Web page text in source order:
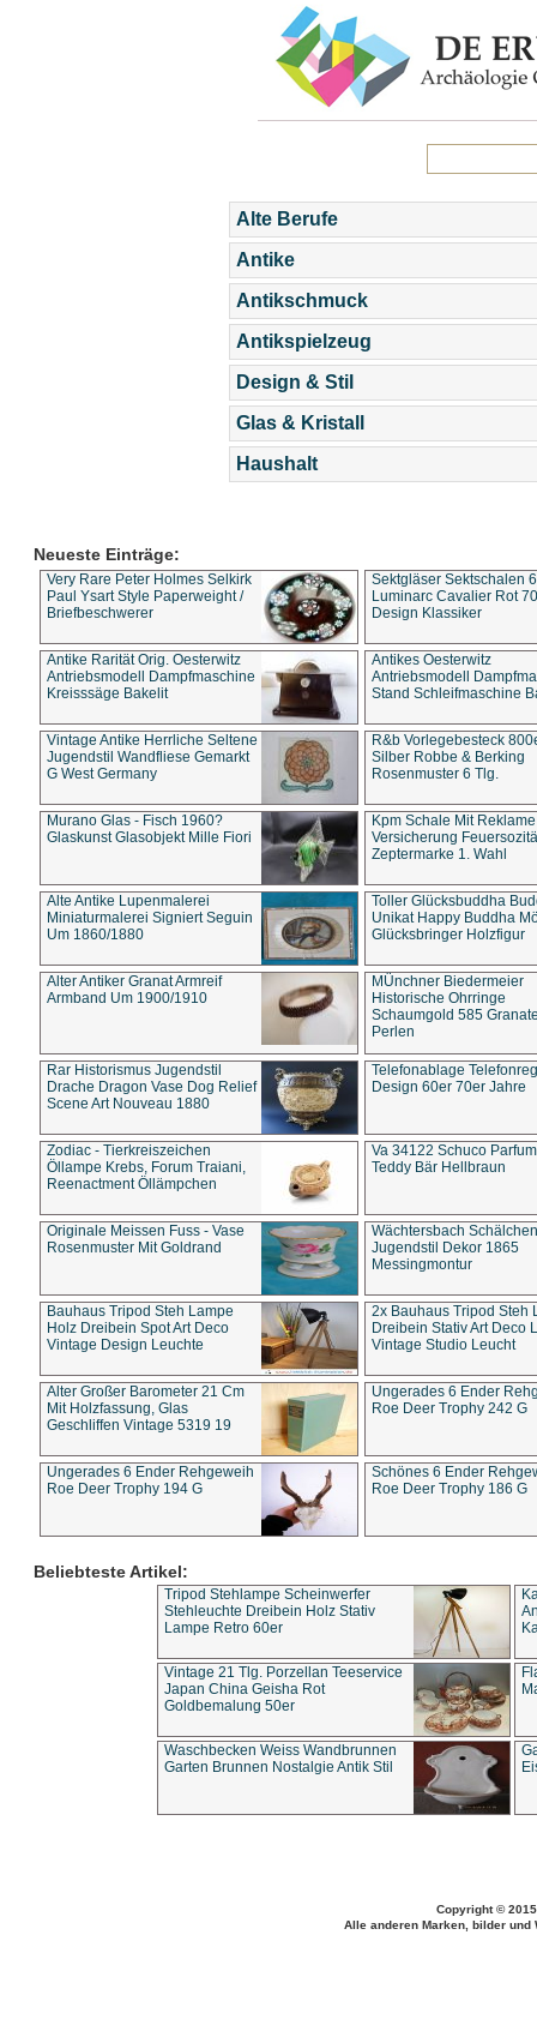
Alte Berufe
Antike
Antikschmuck
Antikspielzeug
Design & Stil
Glas & Kristall
Haushalt
Neueste Einträge:
Very Rare Peter Holmes Selkirk
Paul Ysart Style Paperweight /
Briefbeschwerer
Sektgläser Sektschalen
Luminarc Cavalier Rot
Design Klassiker
Antike Rarität Orig. Oesterwitz
Antriebsmodell Dampfmaschine
Kreisssäge Bakelit
Antikes Oesterwitz
Antriebsmodell
Stand Schleifmaschine
Vintage Antike Herrliche Seltene
Jugendstil Wandfliese Gemarkt
G West Germany
R&b Vorlegebesteck
Silber Robbe & Berking
Rosenmuster 6 Tlg.
Murano Glas - Fisch 1960?
Glaskunst Glasobjekt Mille Fiori
Kpm Schale Mit Reklame
Versicherung
Zeptermarke 1. Wahl
Alte Antike Lupenmalerei
Miniaturmalerei Signiert Seguin
Um 1860/1880
Toller Glücksbuddha
Unikat Happy Buddha
Glücksbringer Holzfigur
Alter Antiker Granat Armreif
Armband Um 1900/1910
MÜnchner Biedermeier
Historische Ohrringe
Schaumgold 585
Perlen
Rar Historismus Jugendstil
Drache Dragon Vase Dog Relief
Scene Art Nouveau 1880
Telefonablage
Design 60er 70er Jahre
Zodiac - Tierkreiszeichen
Öllampe Krebs, Forum Traiani,
Reenactment Öllämpchen
Va 34122 Schuco
Teddy Bär Hellbraun
Originale Meissen Fuss - Vase
Rosenmuster Mit Goldrand
Wächtersbach Schälchen
Jugendstil Dekor 1865
Messingmontur
Bauhaus Tripod Steh Lampe
Holz Dreibein Spot Art Deco
Vintage Design Leuchte
2x Bauhaus Tripod Steh
Dreibein Stativ Art Deco
Vintage Studio Leucht
Alter Großer Barometer 21 Cm
Mit Holzfassung, Glas
Geschliffen Vintage 5319 19
Ungerades 6 Ender
Roe Deer Trophy 242 G
Ungerades 6 Ender Rehgeweih
Roe Deer Trophy 194 G
Schönes 6 Ender
Roe Deer Trophy 186 G
Beliebteste Artikel:
Tripod Stehlampe Scheinwerfer
Stehleuchte Dreibein Holz Stativ
Lampe Retro 60er
Vintage 21 Tlg. Porzellan Teeservice
Japan China Geisha Rot
Goldbemalung 50er
Waschbecken Weiss Wandbrunnen
Garten Brunnen Nostalgie Antik Stil
Copyright ©
Alle anderen Marken, bilder und